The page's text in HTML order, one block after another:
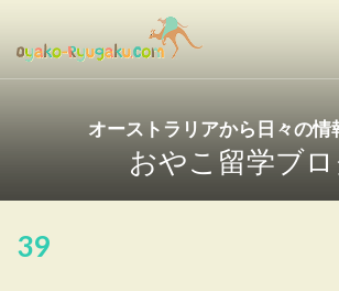
キ
おやこ留学ドットコム
オーストラリアから日々の情
おやこ留学ブ
39